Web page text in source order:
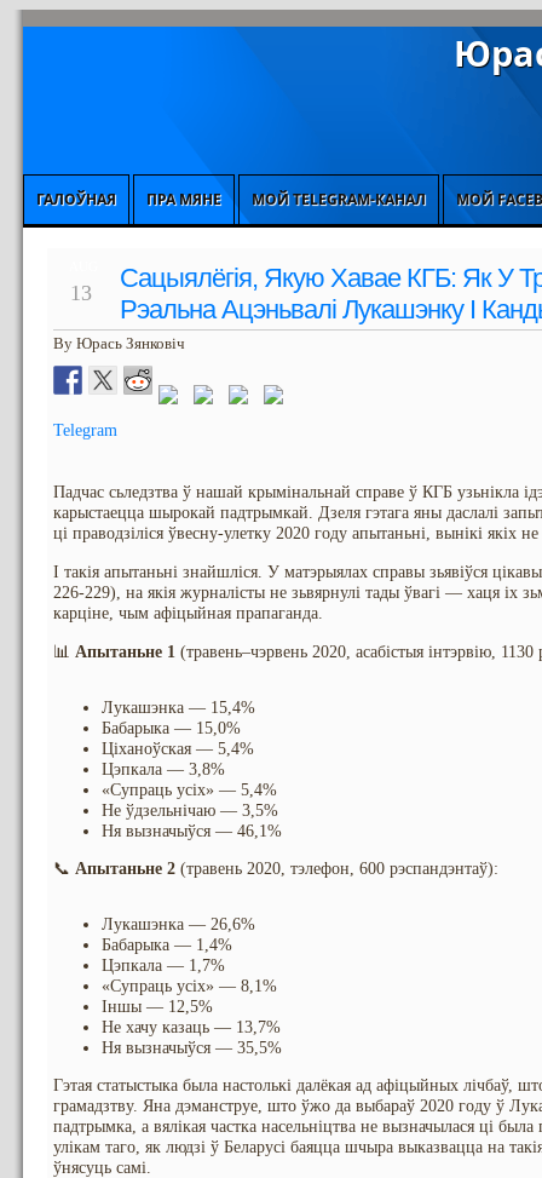
ГАЛОЎНАЯ ПРА МЯНЕ МОЙ TELEGRAM-КАНАЛ МОЙ
13
Сацыялёгія, Якую Хавае КГБ: Як У
Рэальна Ацэньвалі Лукашэнку І
By Юрась Зянковіч
Telegram
Падчас сьледзтва ў нашай крымінальнай справе ў КГБ узьнікла
карыстаецца шырокай падтрымкай. Дзеля гэтага яны даслалі
ці праводзіліся ўвесну-улетку 2020 году апытаньні, вынікі якіх не
І такія апытаньні знайшліся. У матэрыялах справы зьявіўся
226-229), на якія журналісты не зьвярнулі тады ўвагі — хаця іх
карціне, чым афіцыйная прапаганда.
📊 Апытаньне 1 (травень–чэрвень 2020, асабістыя інтэрвію, 1130
Лукашэнка — 15,4%
Бабарыка — 15,0%
Ціханоўская — 5,4%
Цэпкала — 3,8%
«Супраць усіх» — 5,4%
Не ўдзельнічаю — 3,5%
Ня вызначыўся — 46,1%
📞 Апытаньне 2 (травень 2020, тэлефон, 600 рэспандэнтаў):
Лукашэнка — 26,6%
Бабарыка — 1,4%
Цэпкала — 1,7%
«Супраць усіх» — 8,1%
Іншы — 12,5%
Не хачу казаць — 13,7%
Ня вызначыўся — 35,5%
Гэтая статыстыка была настолькі далёкая ад афіцыйных лічбаў,
грамадзтву. Яна дэманструе, што ўжо да выбараў 2020 году ў
падтрымка, а вялікая частка насельніцтва не вызначылася ці
улікам таго, як людзі ў Беларусі баяцца шчыра выказвацца на
ўнясуць самі.